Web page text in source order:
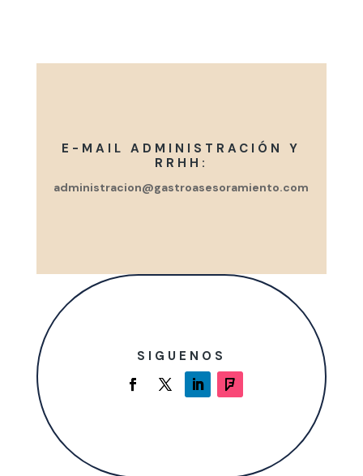
E-MAIL ADMINISTRACIÓN Y
RRHH:
administracion@gastroasesoramiento.com
SIGUENOS